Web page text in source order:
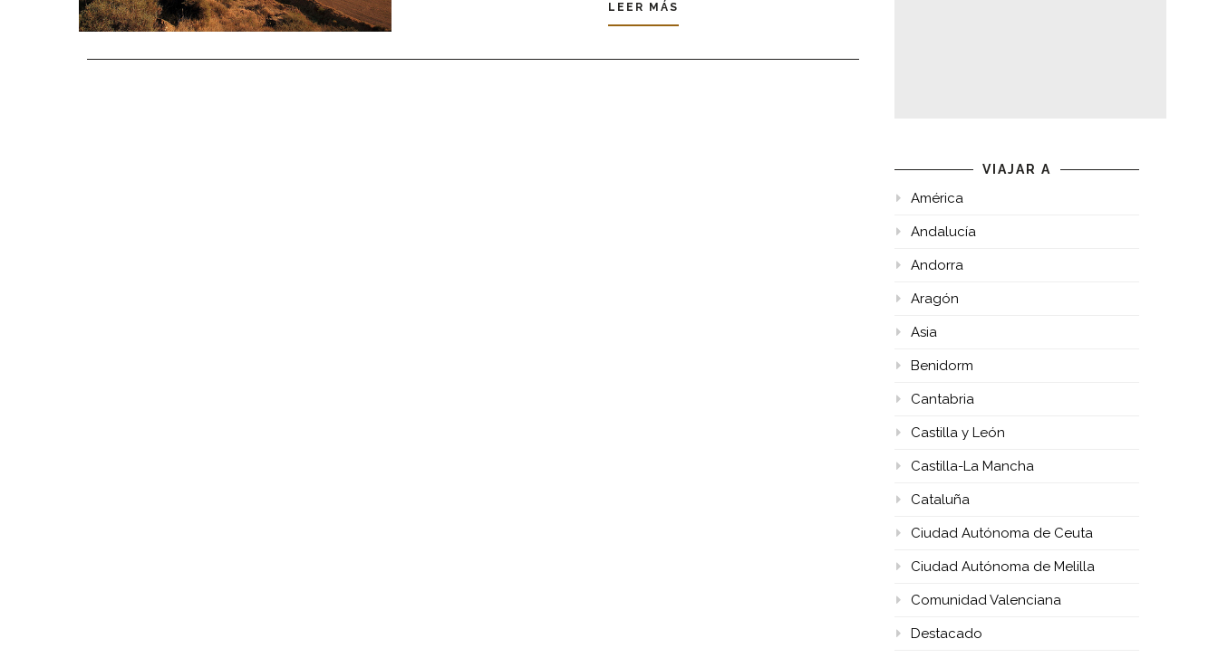
LEER MÁS
VIAJAR A
América
Andalucía
Andorra
Aragón
Asia
Benidorm
Cantabria
Castilla y León
Castilla-La Mancha
Cataluña
Ciudad Autónoma de Ceuta
Ciudad Autónoma de Melilla
Comunidad Valenciana
Destacado